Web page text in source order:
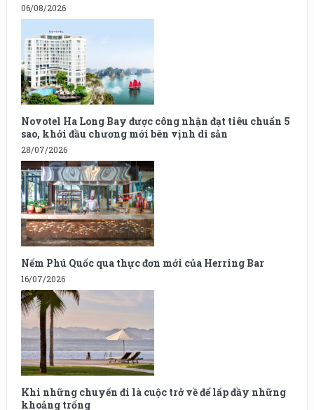
06/08/2026
Novotel Ha Long Bay được công nhận đạt tiêu chuẩn 5
sao, khởi đầu chương mới bên vịnh di sản
28/07/2026
Nếm Phú Quốc qua thực đơn mới của Herring Bar
16/07/2026
Khi những chuyến đi là cuộc trở về để lấp đầy những
khoảng trống